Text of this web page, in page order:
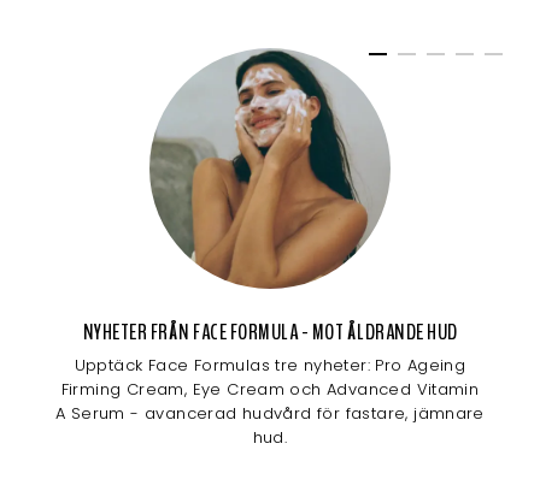
NYHETER FRÅN FACE FORMULA - MOT ÅLDRANDE HUD
Upptäck Face Formulas tre nyheter: Pro Ageing
Firming Cream, Eye Cream och Advanced Vitamin
A Serum - avancerad hudvård för fastare, jämnare
hud.